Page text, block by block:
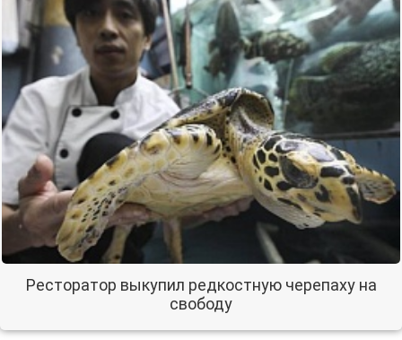
Ресторатор выкупил редкостную черепаху на
свободу